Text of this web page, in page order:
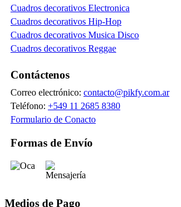
Cuadros decorativos Electronica
Cuadros decorativos Hip-Hop
Cuadros decorativos Musica Disco
Cuadros decorativos Reggae
Contáctenos
Correo electrónico: contacto@pikfy.com.ar
Teléfono: +549 11 2685 8380
Formulario de Conacto
Formas de Envío
Medios de Pago